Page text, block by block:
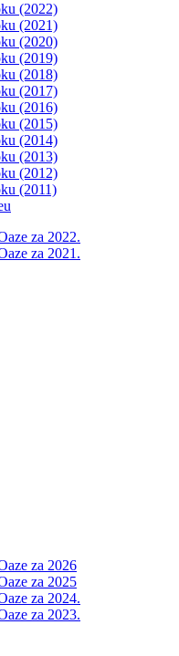
(2022)
(2021)
(2020)
(2019)
(2018)
(2017)
(2016)
(2015)
(2014)
(2013)
(2012)
(2011)
za 2022.
za 2021.
za 2026
za 2025
za 2024.
za 2023.